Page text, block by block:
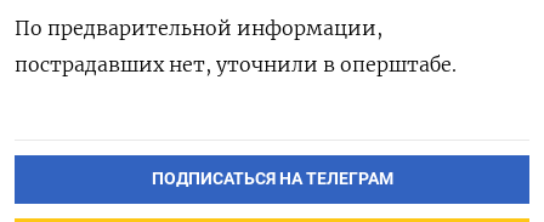
По ‌предварительной информации,
‌пострадавших ​нет, уточнили ‌в оперштабе.
ПОДПИСАТЬСЯ НА ТЕЛЕГРАМ